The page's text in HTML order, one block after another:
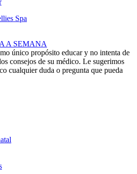
A SEMANA
único propósito educar y no intenta de
consejos de su médico. Le sugerimos
cualquier duda o pregunta que pueda